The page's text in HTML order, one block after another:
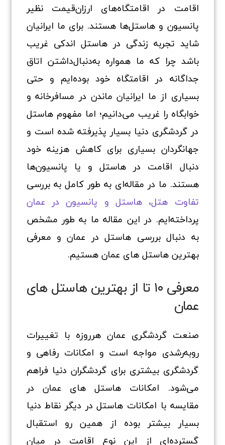
اقامت در اقامتگاه‌های ارزان‌قیمت نظیر
پانسیون و هاستل‌ها هستند. برای ما ایرانیان
شاید تجربه زندگی در هاستل اندکی غریب
باشد چرا که ما همواره به‌دنبال‌داشتن اتاق
جداگانه در اقامتگاه خود بوده‌ایم و حتی
بسیاری از ما ایرانیان ماندن در مسافرخانه و
خوابگاه را غریب می‌دانیم؛ اما مفهوم هاستل
در گردشگری دنیا بسیار پذیرفته شده است و
جهانگردان بسیاری برای کاهش هزینه خود
دنبال اقامت در هاستل و یا پانسیون‌ها
هستند. ما در مقاله‌ای به طور کامل به بررسی
تفاوت هتل، هاستل و پانسیون در عمان
پرداخته‌ایم. در این مقاله ما به طور مشخص
به دنبال بررسی هاستل در عمان و معرفی
بهترین هاستل‌ های عمان هستیم.
معرفی ۱۰ تا از بهترین‌ هاستل‌ های
عمان
صنعت گردشگری عمان هرروزه با تغییرات
روبه‌رشدی مواجه است و امکانات رفاهی و
گردشگری بیشتری برای گردشگران دنیا فراهم
می‌شود. امکانات هاستل‌ های عمان در
مقایسه با امکانات هاستل در دیگر نقاط دنیا
بسیار بیشتر بوده از همین رو استقبال
گسترده‌ای از این نوع اقامت در میان